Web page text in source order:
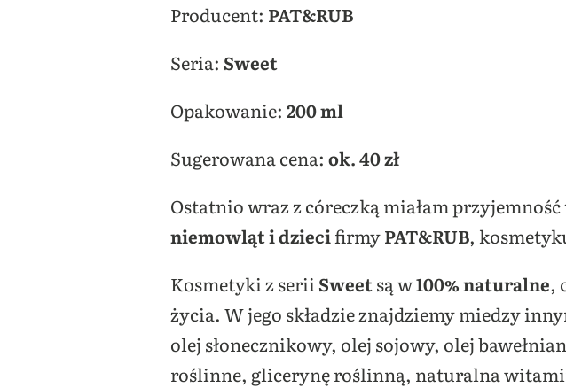
Producent: PAT&RUB
Seria: Sweet
Opakowanie: 200 ml
Sugerowana cena: ok. 40 zł
Ostatnio wraz z córeczką miałam
niemowląt i dziecifirmyPAT&RUB,
Kosmetyki z seriiSweetsą w100% naturalne,
życia. W jego składzie znajdziemy miedzy
olej słonecznikowy, olej sojowy, olej
roślinne, glicerynę roślinną, naturalna